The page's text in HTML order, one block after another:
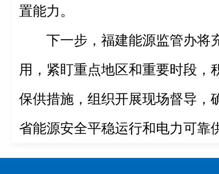
置能力。
下一步，福建能源监管办将
用，紧盯重点地区和重要时段，
保供措施，组织开展现场督导，
省能源安全平稳运行和电力可靠